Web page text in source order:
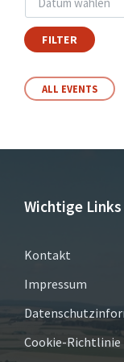
FILTER
ALL EVENTS
Wichtige Links
Kontakt
Impressum
Cookie-Richtlinie